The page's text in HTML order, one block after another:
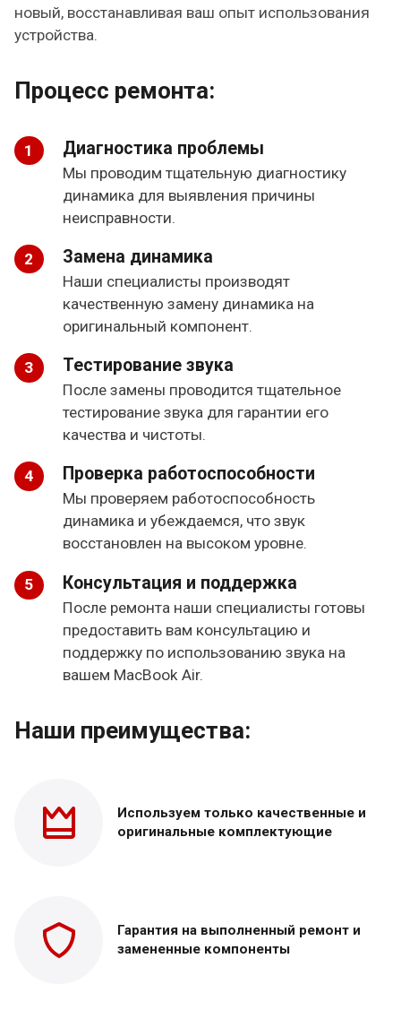
новый, восстанавливая ваш опыт использования
устройства.
Процесс ремонта:
Диагностика проблемы
Мы проводим тщательную диагностику
динамика для выявления причины
неисправности.
Замена динамика
Наши специалисты производят
качественную замену динамика на
оригинальный компонент.
Тестирование звука
После замены проводится тщательное
тестирование звука для гарантии его
качества и чистоты.
Проверка работоспособности
Мы проверяем работоспособность
динамика и убеждаемся, что звук
восстановлен на высоком уровне.
Консультация и поддержка
После ремонта наши специалисты готовы
предоставить вам консультацию и
поддержку по использованию звука на
вашем MacBook Air.
Наши преимущества:
Используем только качественные и
оригинальные комплектующие
Гарантия на выполненный ремонт и
замененные компоненты